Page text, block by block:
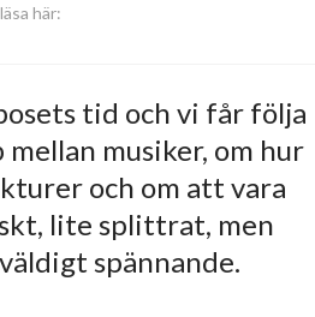
här:
tid och vi får följa
musiker, om hur
och om att vara
lite splittrat, men
spännande.